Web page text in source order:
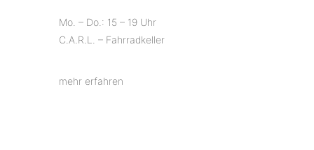
Mo. – Do.: 15 – 19 Uhr
C.A.R.L. – Fahrradkeller
mehr erfahren